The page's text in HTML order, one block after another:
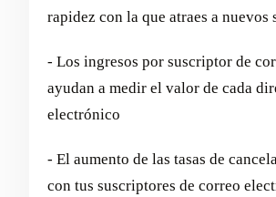
rapidez con la que atraes a nuevos
- Los ingresos por suscriptor de
ayudan a medir el valor de cada
electrónico
- El aumento de las tasas de
con tus suscriptores de correo